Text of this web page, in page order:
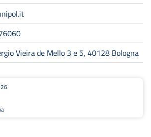
Vieira de Mello 3 e 5, 40128 Bologna